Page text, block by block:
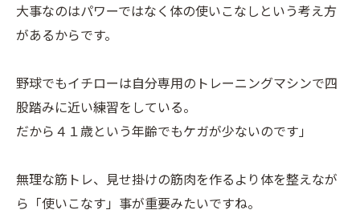
大事なのはパワーではなく体の使いこなしという考え方
があるからです。
野球でもイチローは自分専用のトレーニングマシンで四
股踏みに近い練習をしている。
だから４１歳という年齢でもケガが少ないのです」
無理な筋トレ、見せ掛けの筋肉を作るより体を整えなが
ら「使いこなす」事が重要みたいですね。